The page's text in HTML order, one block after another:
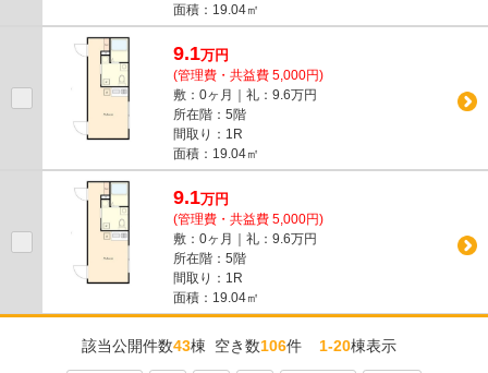
面積：19.04㎡
9.1万円
(管理費・共益費 5,000円)
敷：0ヶ月｜礼：9.6万円
所在階：5階
間取り：1R
面積：19.04㎡
9.1万円
(管理費・共益費 5,000円)
敷：0ヶ月｜礼：9.6万円
所在階：5階
間取り：1R
面積：19.04㎡
該当公開件数43棟 空き数106件1-20棟表示